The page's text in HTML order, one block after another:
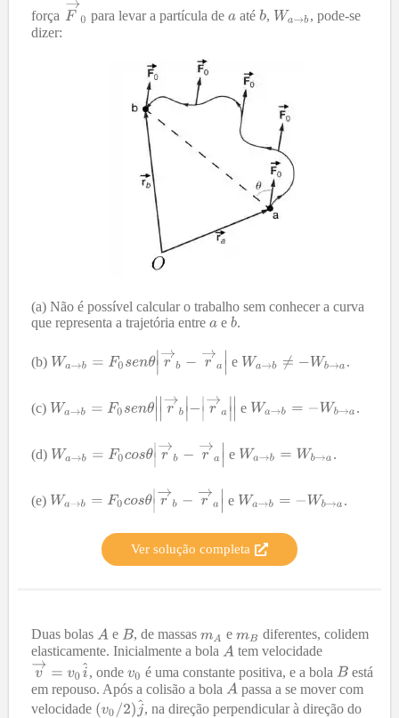
força para levar a partícula de até ,
, pode-se
dizer:
(a) Não é possível calcular o trabalho sem conhecer a curva
que representa a trajetória entre
e .
(b) e .
(c) e
(d) e
(e) e
Ver solução completa
Duas bolas e , de massas e
diferentes, colidem
elasticamente. Inicialmente a bola
tem velocidade
, onde
é uma constante positiva, e a bola
está
em repouso. Após a colisão a bola
passa a se mover com
velocidade
, na direção perpendicular à direção do